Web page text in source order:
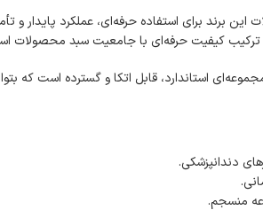
برند برای استفاده حرفه‌ای، عملکرد پایدار و
ترکیب کیفیت حرفه‌ای با جامعیت سبد محصولات
استاندارد، قابل اتکا و گسترده است که
دندانپزشکی.
منسجم.